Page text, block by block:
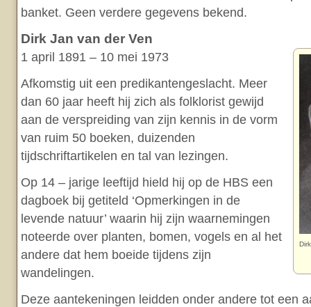
banket. Geen verdere gegevens bekend.
Dirk Jan van der Ven
1 april 1891 – 10 mei 1973
Afkomstig uit een predikantengeslacht. Meer
dan 60 jaar heeft hij zich als folklorist gewijd
aan de verspreiding van zijn kennis in de vorm
van ruim 50 boeken, duizenden
tijdschriftartikelen en tal van lezingen.
Op 14 – jarige leeftijd hield hij op de HBS een
dagboek bij getiteld ‘Opmerkingen in de
levende natuur’ waarin hij zijn waarnemingen
noteerde over planten, bomen, vogels en al het
andere dat hem boeide tijdens zijn
wandelingen.
Deze aantekeningen leidden onder andere tot een